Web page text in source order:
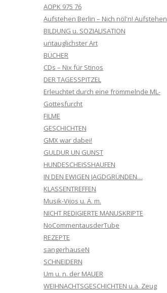
AOPK 975 76
Aufstehen Berlin – Nich nöl'n! Aufstehen
BILDUNG u. SOZIALISATION
untauglichster Art
BÜCHER
CDs – Nix für Stinos
DER TAGESSPITZEL
Erleuchtet durch eine frömmelnde ML-
Gottesfurcht
FILME
GESCHICHTEN
GMX war dabei!
GULDUR UN GUNST
HUNDESCHEISSHAUFEN
IN DEN EWIGEN JAGDGRÜNDEN…
KLASSENTREFFEN
Musik-Vijos u. Ä. m.
NICHT REDIGIERTE MANUSKRIPTE
NoCommentausderTube
REZEPTE
sangerhauseN
SCHNEIDERN
Um u. n. der MAUER
WEIHNACHTSGESCHICHTEN u.a. Zeug